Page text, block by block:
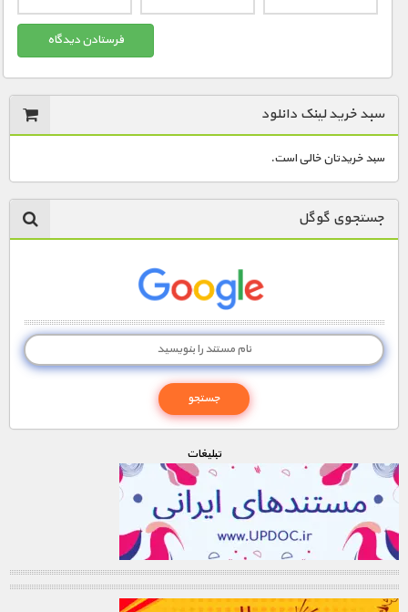
سبد خرید لینک دانلود
سبد خریدتان خالی است.
جستجوی گوگل
تبليغات